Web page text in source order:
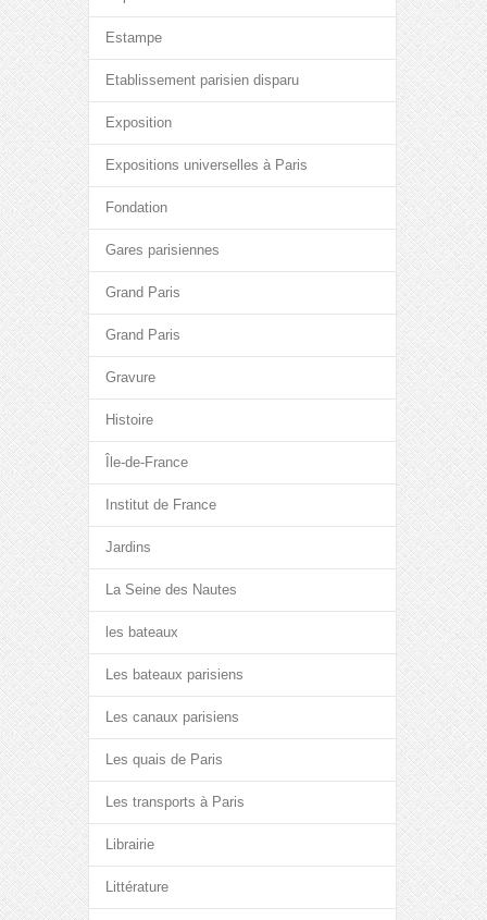
Estampe
Etablissement parisien disparu
Exposition
Expositions universelles à Paris
Fondation
Gares parisiennes
Grand Paris
Grand Paris
Gravure
Histoire
Île-de-France
Institut de France
Jardins
La Seine des Nautes
les bateaux
Les bateaux parisiens
Les canaux parisiens
Les quais de Paris
Les transports à Paris
Librairie
Littérature